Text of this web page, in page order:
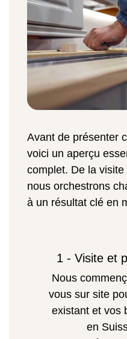
Avant de présenter
voici un aperçu
complet. De la
nous orchestrons
à un résultat clé en
1 - Visite et
Nous
vous sur site
existant et vos
en